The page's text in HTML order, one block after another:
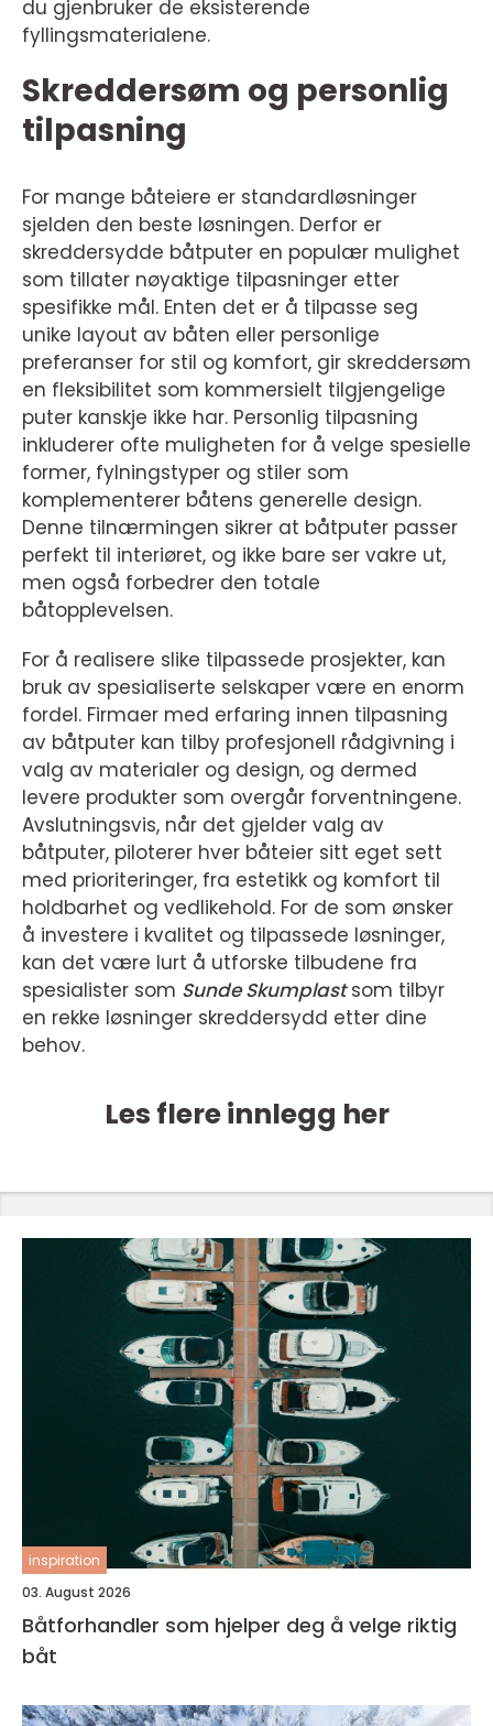
du gjenbruker de eksisterende
fyllingsmaterialene.
Skreddersøm og personlig
tilpasning
For mange båteiere er standardløsninger
sjelden den beste løsningen. Derfor er
skreddersydde båtputer en populær mulighet
som tillater nøyaktige tilpasninger etter
spesifikke mål. Enten det er å tilpasse seg
unike layout av båten eller personlige
preferanser for stil og komfort, gir skreddersøm
en fleksibilitet som kommersielt tilgjengelige
puter kanskje ikke har. Personlig tilpasning
inkluderer ofte muligheten for å velge spesielle
former, fylningstyper og stiler som
komplementerer båtens generelle design.
Denne tilnærmingen sikrer at båtputer passer
perfekt til interiøret, og ikke bare ser vakre ut,
men også forbedrer den totale
båtopplevelsen.
For å realisere slike tilpassede prosjekter, kan
bruk av spesialiserte selskaper være en enorm
fordel. Firmaer med erfaring innen tilpasning
av båtputer kan tilby profesjonell rådgivning i
valg av materialer og design, og dermed
levere produkter som overgår forventningene.
Avslutningsvis, når det gjelder valg av
båtputer, piloterer hver båteier sitt eget sett
med prioriteringer, fra estetikk og komfort til
holdbarhet og vedlikehold. For de som ønsker
å investere i kvalitet og tilpassede løsninger,
kan det være lurt å utforske tilbudene fra
spesialister som Sunde Skumplast som tilbyr
en rekke løsninger skreddersydd etter dine
behov.
Les flere innlegg her
inspiration
03. August 2026
Båtforhandler som hjelper deg å velge riktig
båt